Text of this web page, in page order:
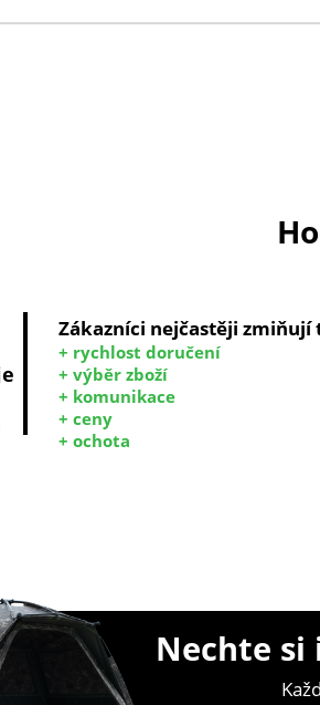
Zákazníci nejčastěji
+ rychlost doručení
+ výběr zboží
+ komunikace
+ ceny
+ ochota
Nechte si